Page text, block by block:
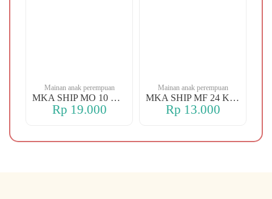
Mainan anak perempuan
MKA SHIP MO 10 CHERRY
Rp 19.000
Mainan anak perempuan
MKA SHIP MF 24 KERANJANG
Rp 13.000